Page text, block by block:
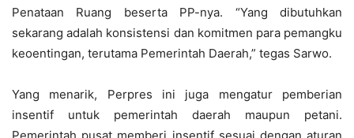
Penataan Ruang beserta PP-nya. “Yang dibutuhkan
sekarang adalah konsistensi dan komitmen para pemangku
keoentingan, terutama Pemerintah Daerah,” tegas Sarwo.
Yang menarik, Perpres ini juga mengatur pemberian
insentif untuk pemerintah daerah maupun petani.